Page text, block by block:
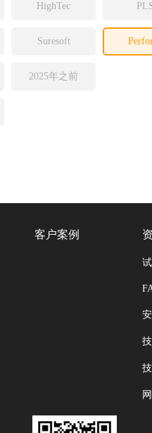
HighTec
Suresoft
2025年之前
客户案例